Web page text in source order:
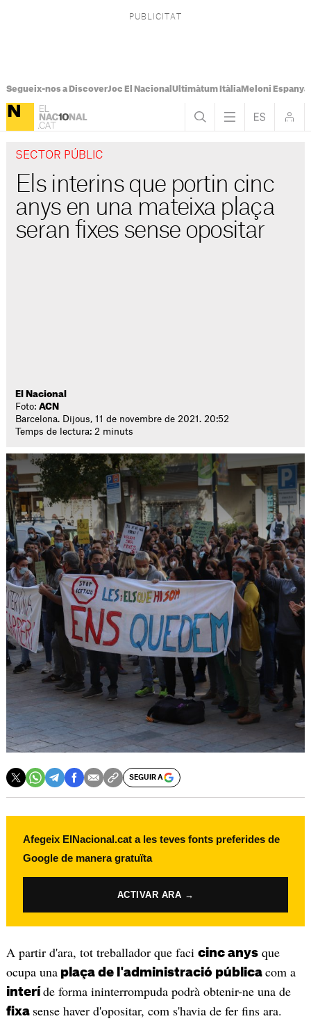
Segueix-nos a DiscoverJoc El Nacional Ultimàtum ItàliaMeloni Espanya
SECTOR PÚBLIC
Els interins que portin cinc
anys en una mateixa plaça
seran fixes sense opositar
El Nacional
Foto:ACN
Barcelona. Dijous, 11 de novembre de 2021. 20:52
Temps de lectura: 2 minuts
SEGUIR A
Afegeix ElNacional.cat a les teves fonts preferides de
Google de manera gratuïta
ACTIVAR ARA →
A partir d'ara, tot treballador que faci cinc anysque
ocupa unaplaça de l'administració pública com a
interí de forma ininterrompuda podrà obtenir-ne una de
fixa sense haver d'opositar, com s'havia de fer fins ara.